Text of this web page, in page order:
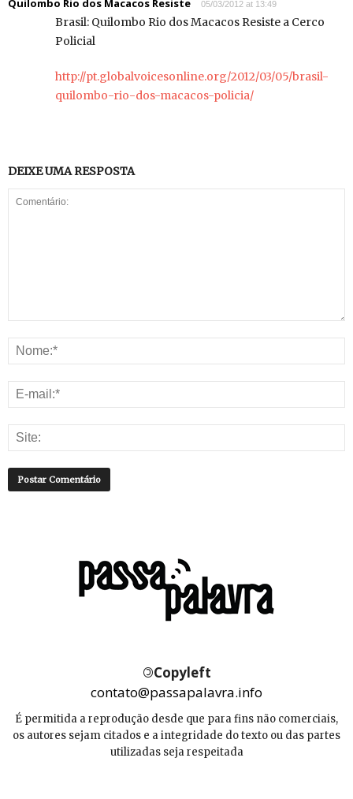
Quilombo Rio dos Macacos Resiste 05/03/2012 at 13:49
Brasil: Quilombo Rio dos Macacos Resiste a Cerco
Policial
http://pt.globalvoicesonline.org/2012/03/05/brasil-
quilombo-rio-dos-macacos-policia/
DEIXE UMA RESPOSTA
©Copyleft
contato@passapalavra.info
É permitida a reprodução desde que para fins não comerciais,
os autores sejam citados e a integridade do texto ou das partes
utilizadas seja respeitada